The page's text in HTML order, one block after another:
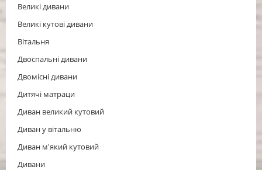
Великі дивани
Великі кутові дивани
Вітальня
Двоспальні дивани
Двомісні дивани
Дитячі матраци
Диван великий кутовий
Диван у вітальню
Диван м'який кутовий
Дивани